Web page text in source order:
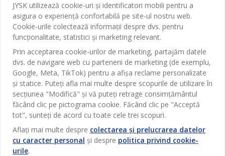
Birou
Sufragerie
Bucătărie
Depozitare
Perdele
Grădină
Pentru casă
Outlet
Contact Relații Clienți
Magazine și program
Broșură
Termeni si conditii vânzări online
Garantia prețului
Garanția Produselor
Politica de confidentialitate
Card cadou
JYSK
Despre JYSK
JYSK.com
Presă
Locuri de muncă
Newsletter
Inspirație
SEDIU CENTRAL
TAROL-DD S.R.L. str. Jubiliara, 41A mun. Chișinău, Republica
Moldova
JYSK BUSINESS TO BUSINESS
Vânzări și relații clienți persoane juridice
Telefon: 060 531 531
E-mail: jysk@jysk.md
JYSK RELAȚII CLIENȚI
Contact Relații Clienți
Telefon: 022 022 030
E-mail: support@jysk.md
Urmărește Jysk
JYSK utilizează cookie-uri și identificatori mobili pentru a
asigura o experiență confortabilă pe site-ul nostru web.
Cookie-urile colectează informații despre dvs. pentru
funcționalitate, statistici și marketing relevant.
Prin acceptarea cookie-urilor de marketing, partajăm datele
dvs. de navigare web cu partenerii de marketing (de exemplu,
Google, Meta, TikTok) pentru a afișa reclame personalizate
și statice. Puteți afla mai multe despre scopurile de utilizare în
secțiunea "Modifică" și vă puteți retrage consimțământul
făcând clic pe pictograma cookie. Făcând clic pe "Acceptă
tot", sunteți de acord cu toate cele trei scopuri.
Aflați mai multe despre colectarea și prelucrarea datelor
cu caracter personal și despre politica privind cookie-
urile.